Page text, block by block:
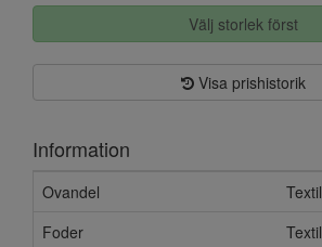
Välj storlek först
Visa prishistorik
Information
Ovandel
Textil
Foder
Textil